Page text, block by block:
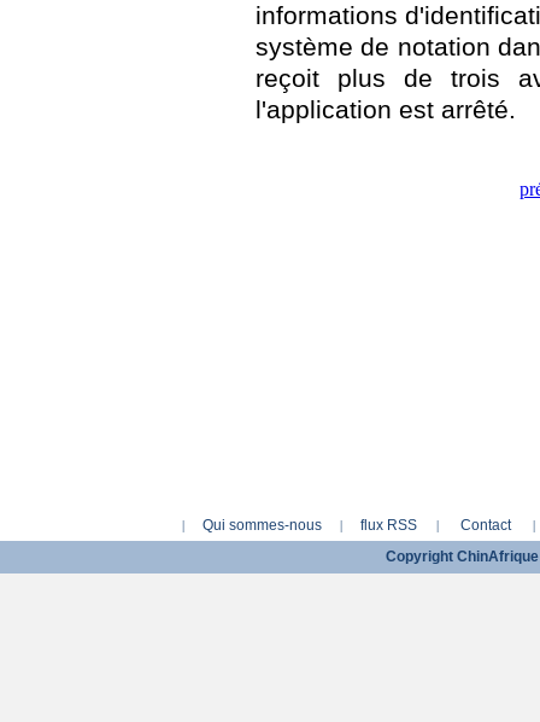
informations
système de notation
reçoit plus de trois
l'application est arrêté.
| Qui sommes-nous | flux RSS | Contact |
Copyright